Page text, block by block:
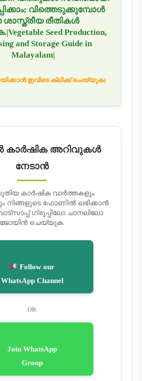
വിത്തെടുക്കുമ്പോൾ
രീതികൾ
Seed Production,
and Storage Guide in
Malayalam|
ഇവിടെ ക്ലിക്ക് ചെയ്യുക)
അറിവുകൾ
നേടാൻ
കാർഷിക വാർത്തകളും
നിങ്ങളുടെ ഫോണിൽ ലഭിക്കാൻ
ഗ്രൂപ്പിലോ ചാനലിലോ
ജോയിൻ ചെയ്യുക.
Follow our
WhatsApp Channel
OR
Join WhatsApp
Group